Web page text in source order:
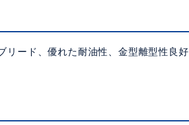
リード、優れた耐油性、金型離型性良